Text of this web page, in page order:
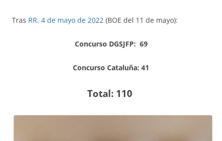
Tras RR. 4 de mayo de 2022 (BOE del 11 de mayo):
Concurso DGSJFP: 69
Concurso Cataluña: 41
Total: 110